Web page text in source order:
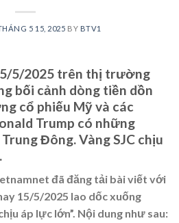
5 15, 2025 BY BTV1
5/2025 trên thị trường
bối cảnh dòng tiền dồn
cổ phiếu Mỹ và các
Trump có những
Đông. Vàng SJC chịu
đã đăng tải bài viết với
15/5/2025 lao dốc xuống
áp lực lớn”. Nội dung như sau: